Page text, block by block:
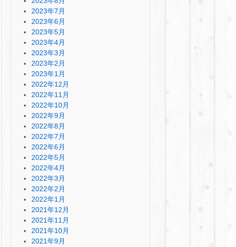
2023年7月
2023年6月
2023年5月
2023年4月
2023年3月
2023年2月
2023年1月
2022年12月
2022年11月
2022年10月
2022年9月
2022年8月
2022年7月
2022年6月
2022年5月
2022年4月
2022年3月
2022年2月
2022年1月
2021年12月
2021年11月
2021年10月
2021年9月